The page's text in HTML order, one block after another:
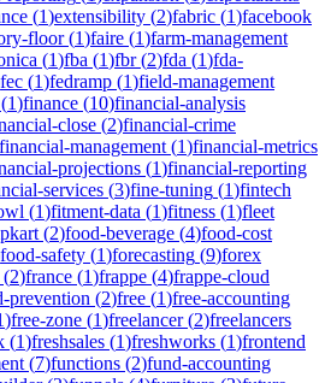
(1)extensibility (2)fabric (1)facebook
floor(1)faire (1)farm-management
(1)fba (1)fbr(2)fda (1)fda-
fec (1)fedramp (1)field-management
(1)finance (10)financial-analysis
close (2)financial-crime
financial-management (1)financial-metrics
projections (1)financial-reporting
services (3)fine-tuning (1)fintech
(1)fitment-data (1)fitness (1)fleet
(2)food-beverage (4)food-cost
food-safety (1)forecasting (9)forex
(2)france (1)frappe (4)frappe-cloud
prevention (2)free (1)free-accounting
)free-zone (1)freelancer(2)freelancers
(1)freshsales (1)freshworks (1)frontend
(7)functions (2)fund-accounting